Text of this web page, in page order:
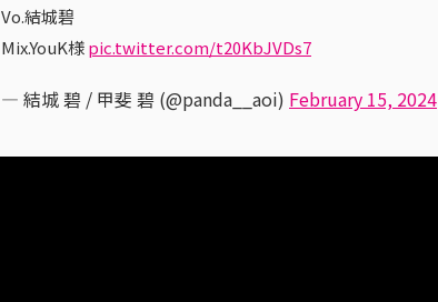
Vo.結城碧
Mix.YouK様pic.twitter.com/t20KbJVDs7
— 結城 碧 / 甲斐 碧 (@panda__aoi) February 15, 2024